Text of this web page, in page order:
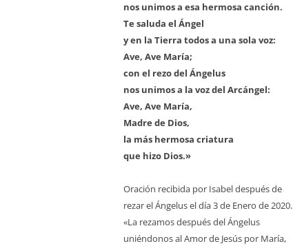
nos unimos a esa hermosa canción.
Te saluda el Ángel
y en la Tierra todos a una sola voz:
Ave, Ave María;
con el rezo del Ángelus
nos unimos a la voz del Arcángel:
Ave, Ave María,
Madre de Dios,
la más hermosa criatura
que hizo Dios.»
Oración recibida por Isabel después de
rezar el Ángelus el día 3 de Enero de 2020.
«La rezamos después del Ángelus
uniéndonos al Amor de Jesús por María,